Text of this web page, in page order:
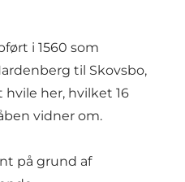
i 1560 som
til Skovsbo,
her, hvilket 16
vidner om.
på grund af